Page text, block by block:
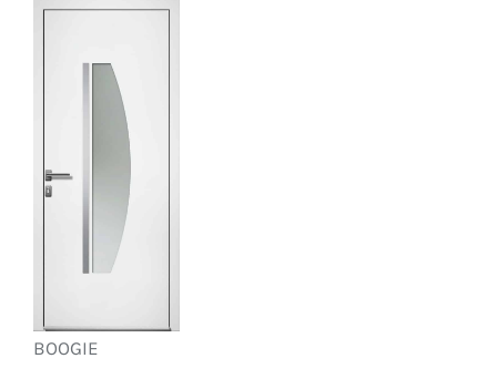
BOOGIE